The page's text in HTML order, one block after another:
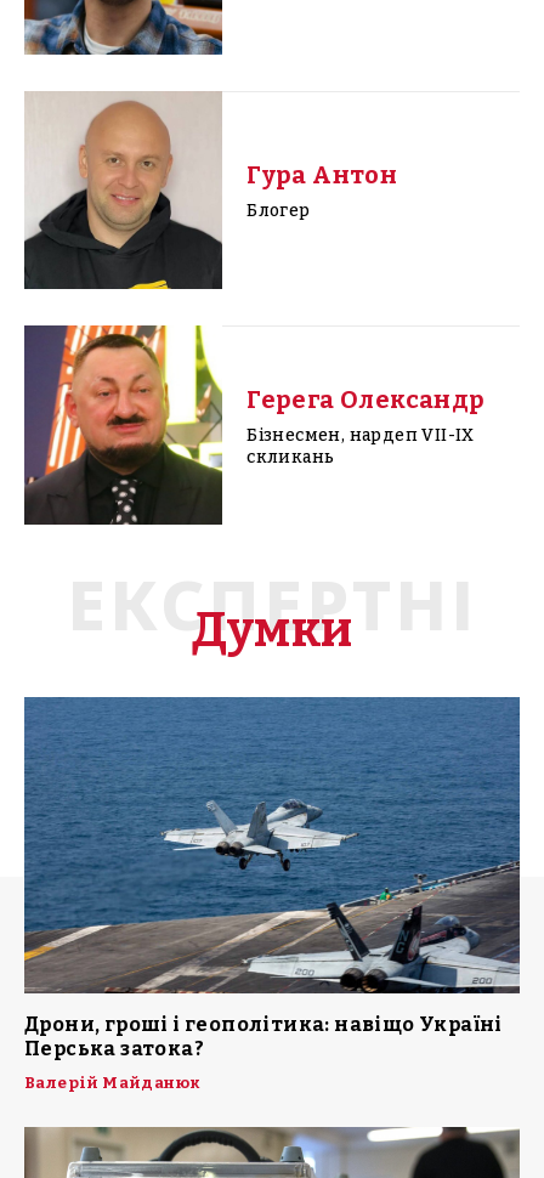
Гура Антон
Блогер
Герега Олександр
Бізнесмен, нардеп VII-IX
скликань
ЕКСПЕРТНІ
Думки
Дрони, гроші і геополітика: навіщо Україні
Перська затока?
Валерій Майданюк